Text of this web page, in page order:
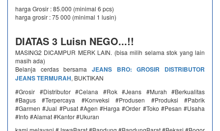
harga Grosir : 85.000 (minimal 6 pcs)
harga grosir : 75 000 (minimal 1 lusin)
DIATAS 3 Luisn NEGO...!!
MASING2 DICAMPUR MERK LAIN. (bisa milih selama stok yang lain
masih ada)
Belanja cerdas bersama JEANS BRO: GROSIR DISTRIBUTOR
JEANS TERMURAH, BUKTIKAN
#Grosir #Distributor #Celana #Rok #Jeans #Murah #Berkualitas
#Bagus #Terpercaya #Konveksi #Produsen #Produksi #Pabrik
#Garmen #Jual #Pusat #Agen #Harga #Order #Toko #Pesan #Usaha
#Info #Alamat #Kantor #Ukuran